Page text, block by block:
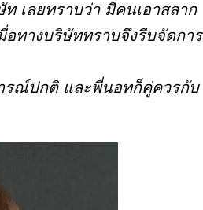
เลยทราบว่า มีคนเอาสลาก
ทางบริษัททราบจึงรีบจัดการ
ณ์ปกติ และพี่นอทก็คู่ควรกับ